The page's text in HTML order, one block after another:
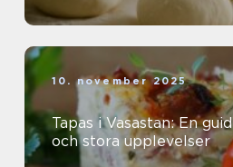
10. november 2025
Tapas i Vasastan: En
och stora upplevelser